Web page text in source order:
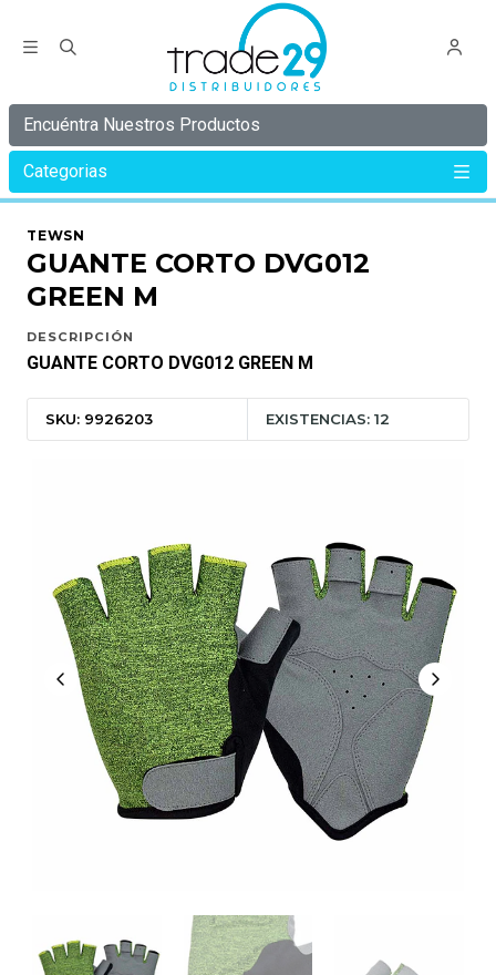
Encuéntra Nuestros Productos
Categorias
Inicio C Y B E R GUANTE CORTO DVG012 GREEN M
TEWSN
GUANTE CORTO DVG012
GREEN M
DESCRIPCIÓN
GUANTE CORTO DVG012 GREEN M
SKU: 9926203 EXISTENCIAS: 12